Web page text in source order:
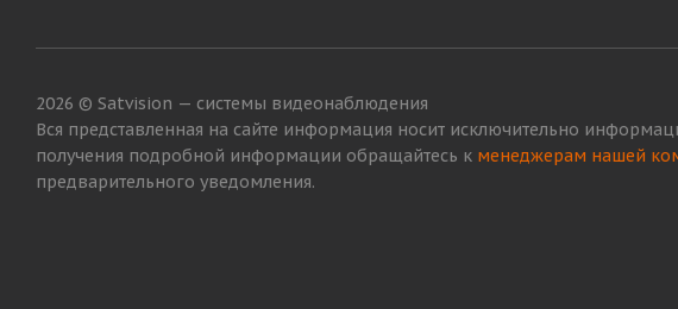
2026 © Satvision — системы видеонаблюдения
Вся представленная на сайте информация носит исключительно
получения подробной информации обращайтесь к менеджерам нашей
предварительного уведомления.